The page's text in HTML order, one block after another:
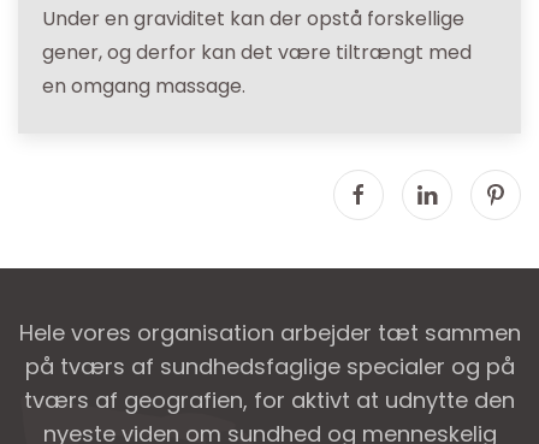
Under en graviditet kan der opstå forskellige
gener, og derfor kan det være tiltrængt med
en omgang massage.
Hele vores organisation arbejder tæt sammen
på tværs af sundhedsfaglige specialer og på
tværs af geografien, for aktivt at udnytte den
nyeste viden om sundhed og menneskelig